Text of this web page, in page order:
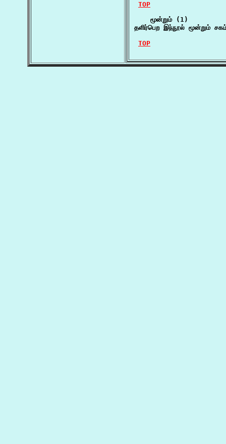
TOP
    மூன்றும் (1)
தளிர்பெற இந்நூல் மூன்றும்
TOP